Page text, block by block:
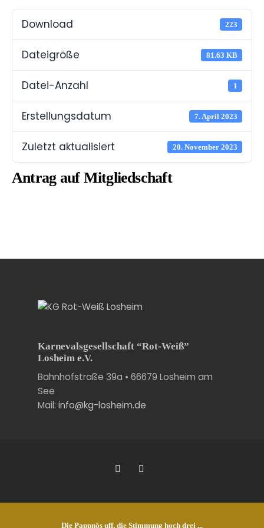
Download 223
Dateigröße 81.63 KB
Datei-Anzahl 1
Erstellungsdatum 7. April 2023
Zuletzt aktualisiert 20. November 2023
Antrag auf Mitgliedschaft
Karnevalsgesellschaft “Rot-Weiß”
Losheim e.V.
Bahnhofstraße 39a • 66679 Losheim am
See
Mail: info@kg-losheim.de
Die Pappnös uff, die Stimmung hoch drei ...